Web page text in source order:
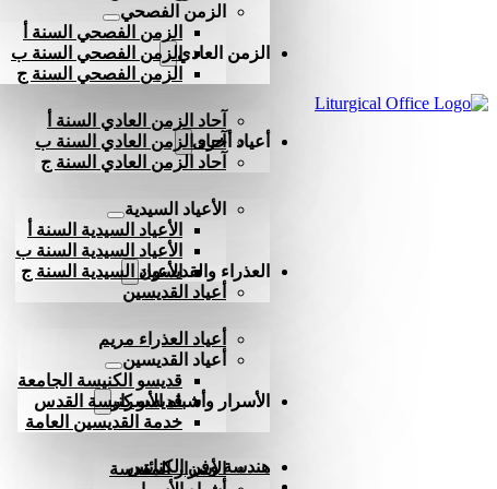
الزمن الفصحي
الزمن الفصحي السنة أ
الزمن الفصحي السنة ب
الزمن الفصحي السنة ج
الزمن العادي
آحاد الزمن العادي السنة أ
آحاد الزمن العادي السنة ب
آحاد الزمن العادي السنة ج
أعياد أخرى
الأعياد السيدية
الأعياد السيدية السنة أ
الأعياد السيدية السنة ب
الأعياد السيدية السنة ج
أعياد القديسين
العذراء والقديسون
أعياد العذراء مريم
أعياد القديسين
قديسو الكنيسة الجامعة
قديسو كنيسة القدس
خدمة القديسين العامة
الأسرار وأشباه الأسرار
الأسرار المقدسة
هندسة وفن الكنائس